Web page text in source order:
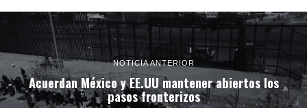
NOTICIA ANTERIOR
Acuerdan México y EE.UU mantener abiertos los
pasos fronterizos